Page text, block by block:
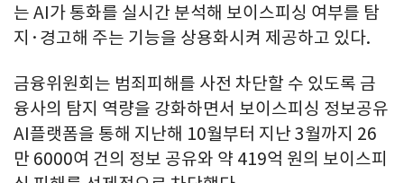
는 AI가 통화를 실시간 분석해 보이스피싱 여부를 탐
지·경고해 주는 기능을 상용화시켜 제공하고 있다.
금융위원회는 범죄피해를 사전 차단할 수 있도록 금
융사의 탐지 역량을 강화하면서 보이스피싱 정보공유
AI플랫폼을 통해 지난해 10월부터 지난 3월까지 26
만 6000여 건의 정보 공유와 약 419억 원의 보이스피